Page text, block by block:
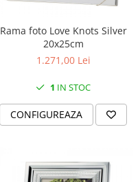
Rama foto Love Knots Silver
20x25cm
1.271,00 Lei
1 IN STOC
CONFIGUREAZA